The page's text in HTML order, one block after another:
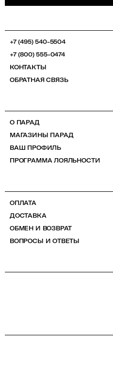
+7 (495) 540-5504
+7 (800) 555-0474
КОНТАКТЫ
ОБРАТНАЯ СВЯЗЬ
О ПАРАД
МАГАЗИНЫ ПАРАД
ВАШ ПРОФИЛЬ
ПРОГРАММА ЛОЯЛЬНОСТИ
ОПЛАТА
ДОСТАВКА
ОБМЕН И ВОЗВРАТ
ВОПРОСЫ И ОТВЕТЫ